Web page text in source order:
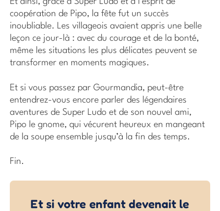
coopération de Pipo, la fête fut un succès
inoubliable. Les villageois avaient appris une belle
leçon ce jour-là : avec du courage et de la bonté,
même les situations les plus délicates peuvent se
transformer en moments magiques.
Et si vous passez par Gourmandia, peut-être
entendrez-vous encore parler des légendaires
aventures de Super Ludo et de son nouvel ami,
Pipo le gnome, qui vécurent heureux en mangeant
de la soupe ensemble jusqu’à la fin des temps.
Fin.
Et si votre enfant devenait le